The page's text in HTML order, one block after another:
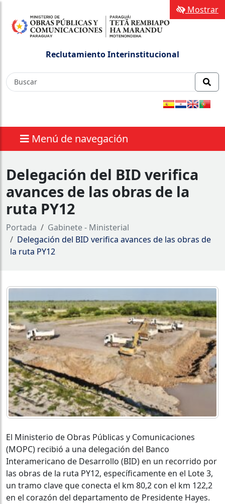
Reclutamiento Interinstitucional
Menú de navegación
Mostrar
Delegación del BID verifica
avances de las obras de la
ruta PY12
Portada
Gabinete - Ministerial
Delegación del BID verifica avances de las obras de
la ruta PY12
El Ministerio de Obras Públicas y Comunicaciones
(MOPC) recibió a una delegación del Banco
Interamericano de Desarrollo (BID) en un recorrido por
las obras de la ruta PY12, específicamente en el Lote 3,
un tramo clave que conecta el km 80,2 con el km 122,2
en el corazón del departamento de Presidente Hayes.